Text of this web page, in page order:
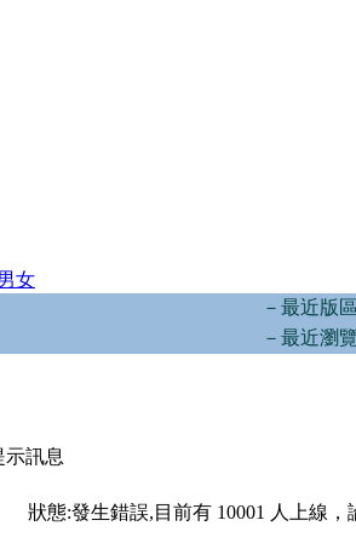
女
－最近版
－最近瀏
示訊息
狀態:發生錯誤,目前有 10001 人上線